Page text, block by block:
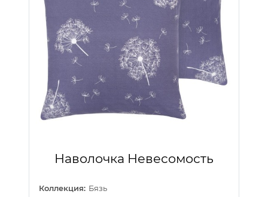
Наволочка Невесомость
Коллекция: Бязь